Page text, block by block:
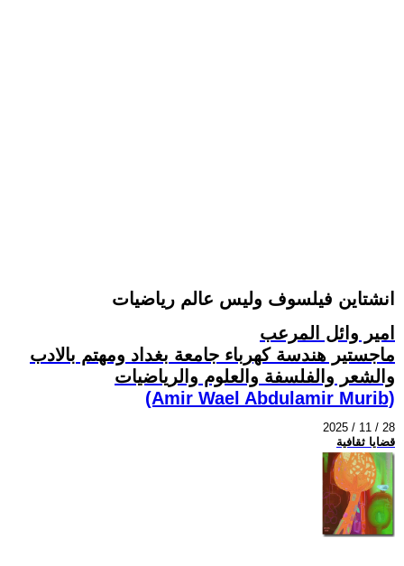
انشتاين فيلسوف وليس عالم رياضيات
امير وائل المرعب
ماجستير هندسة كهرباء جامعة بغداد ومهتم بالادب
والشعر والفلسفة والعلوم والرياضيات
(Amir Wael Abdulamir Murib)
2025 / 11 / 28
قضايا ثقافية